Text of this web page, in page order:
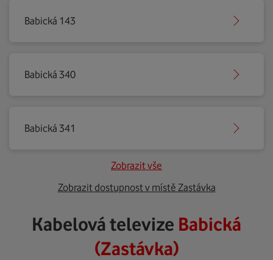
Babická 143
Babická 340
Babická 341
Zobrazit vše
Zobrazit dostupnost v místě Zastávka
Kabelová televize Babická
(Zastávka)